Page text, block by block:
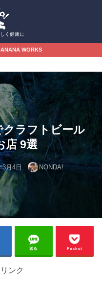
く健康に
WORKS
クラフトビール
店 9選
3月4日 NONDA!
送る Pocket
ンク